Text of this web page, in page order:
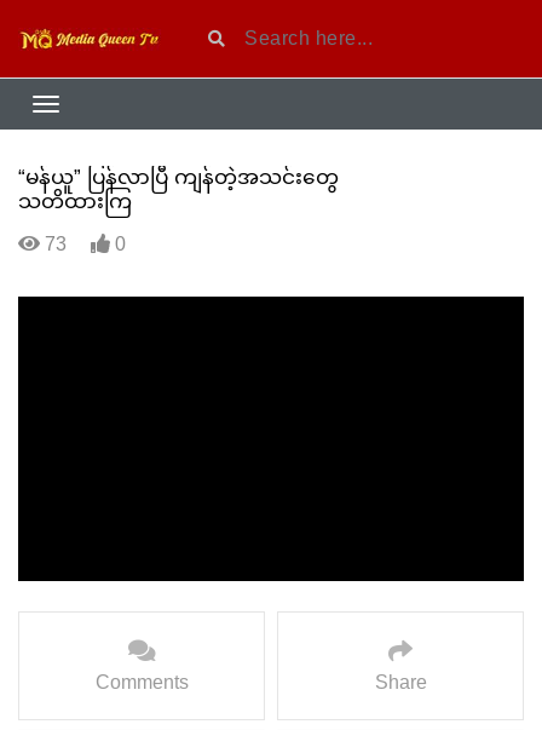
“မန်ယူ” ပြန်လာပြီ ကျန်တဲ့အသင်းတွေ
သတိထားကြ
73 0
Comments Share